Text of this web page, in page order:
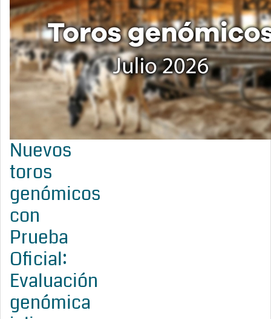
Nuevos
toros
genómicos
con
Prueba
Oficial:
Evaluación
genómica